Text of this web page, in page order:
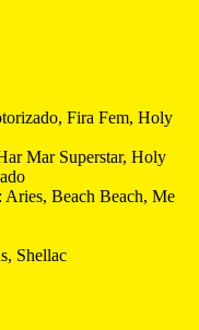
Fira Fem, Holy
Mar Superstar, Holy
Beach Beach, Me
Shellac